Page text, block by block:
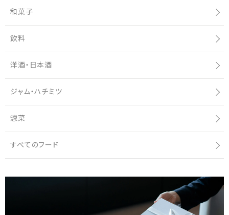
和菓子
飲料
洋酒・日本酒
ジャム・ハチミツ
惣菜
すべてのフード